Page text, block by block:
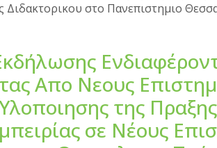
Διδακτορικου στο Πανεπιστημιο
Απο Νεους
της
σε Νέους